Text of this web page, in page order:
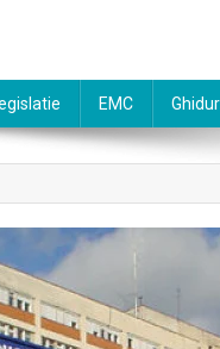
EMC